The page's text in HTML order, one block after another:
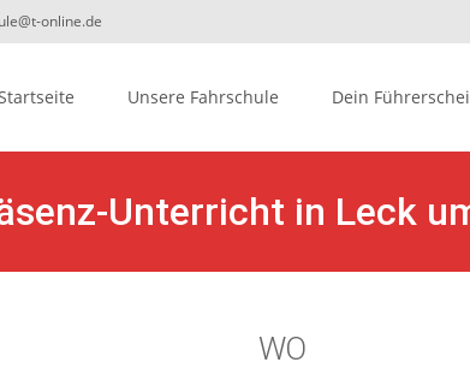
online.de
Unsere Fahrschule Dein
Unterricht in Leck
WO